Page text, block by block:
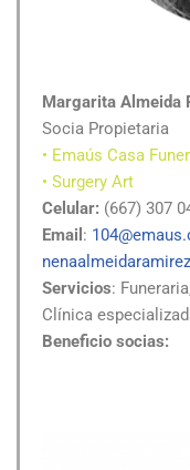
Margarita Almeida
Socia Propietaria
• Emaús Casa
• Surgery Art
Celular: (667) 307
Email :
Servicios:
Clínica
Beneficio socias: